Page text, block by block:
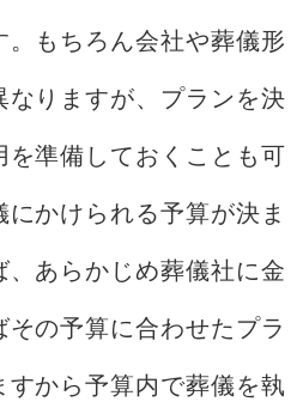
。もちろん会社や葬儀形
りますが、プランを決
を準備しておくことも可
かけられる予算が決ま
、あらかじめ葬儀社に金
の予算に合わせたプラ
すから予算内で葬儀を執